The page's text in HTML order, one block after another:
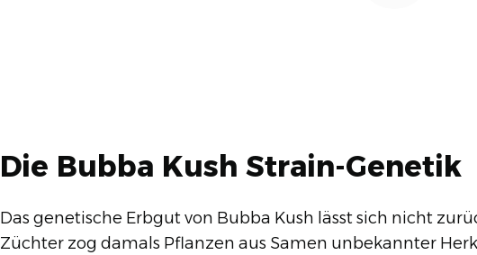
Die Bubba Kush Strain-Genetik
Das genetische Erbgut von Bubba Kush lässt sich nicht
Züchter zog damals Pflanzen aus Samen unbekannter